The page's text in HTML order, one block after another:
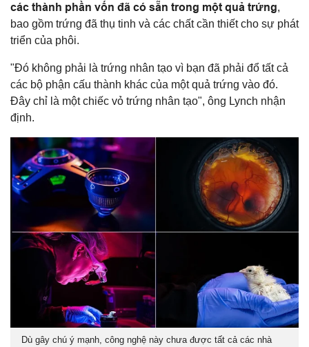
các thành phần vốn đã có sẵn trong một quả trứng,
bao gồm trứng đã thụ tinh và các chất cần thiết cho sự phát
triển của phôi.
"Đó không phải là trứng nhân tạo vì bạn đã phải đổ tất cả
các bộ phận cấu thành khác của một quả trứng vào đó.
Đây chỉ là một chiếc vỏ trứng nhân tạo", ông Lynch nhận
định.
Dù gây chú ý mạnh, công nghệ này chưa được tất cả các nhà